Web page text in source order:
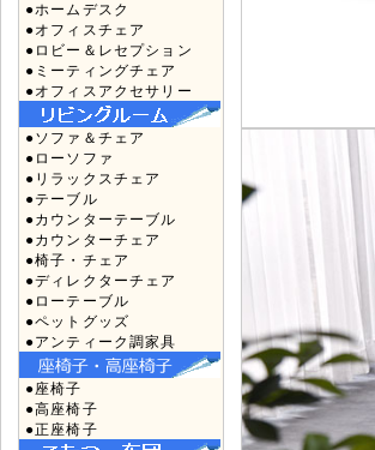
●ホームデスク
●オフィスチェア
●ロビー＆レセプション
●ミーティングチェア
●オフィスアクセサリー
●ソファ＆チェア
●ローソファ
●リラックスチェア
●テーブル
●カウンターテーブル
●カウンターチェア
●椅子・チェア
●ディレクターチェア
●ローテーブル
●ペットグッズ
●アンティーク調家具
●座椅子
●高座椅子
●正座椅子